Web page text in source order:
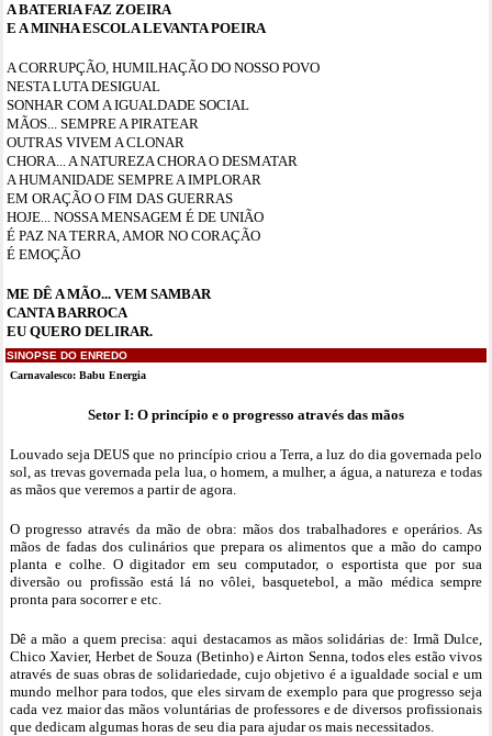
A BATERIA FAZ ZOEIRA
E A MINHA ESCOLA LEVANTA POEIRA
A CORRUPÇÃO, HUMILHAÇÃO DO NOSSO POVO
NESTA LUTA DESIGUAL
SONHAR COM A IGUALDADE SOCIAL
MÃOS... SEMPRE A PIRATEAR
OUTRAS VIVEM A CLONAR
CHORA... A NATUREZA CHORA O DESMATAR
A HUMANIDADE SEMPRE A IMPLORAR
EM ORAÇÃO O FIM DAS GUERRAS
HOJE... NOSSA MENSAGEM É DE UNIÃO
É PAZ NA TERRA, AMOR NO CORAÇÃO
É EMOÇÃO
ME DÊ A MÃO... VEM SAMBAR
CANTA BARROCA
EU QUERO DELIRAR.
SINOPSE DO ENREDO
Carnavalesco: Babu Energia
Setor I: O princípio e o progresso através das mãos
Louvado seja DEUS que no princípio criou a Terra, a luz do dia governada pelo
sol, as trevas governada pela lua, o homem, a mulher, a água, a natureza e todas
as mãos que veremos a partir de agora.
O progresso através da mão de obra: mãos dos trabalhadores e operários. As
mãos de fadas dos culinários que prepara os alimentos que a mão do campo
planta e colhe. O digitador em seu computador, o esportista que por sua
diversão ou profissão está lá no vôlei, basquetebol, a mão médica sempre
pronta para socorrer e etc.
Dê a mão a quem precisa: aqui destacamos as mãos solidárias de: Irmã Dulce,
Chico Xavier, Herbet de Souza (Betinho) e Airton Senna, todos eles estão vivos
através de suas obras de solidariedade, cujo objetivo é a igualdade social e um
mundo melhor para todos, que eles sirvam de exemplo para que progresso seja
cada vez maior das mãos voluntárias de professores e de diversos profissionais
que dedicam algumas horas de seu dia para ajudar os mais necessitados.